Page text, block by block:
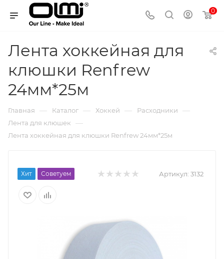
0
Лента хоккейная для
клюшки Renfrew
24мм*25м
Главная — Каталог — Хоккей — Расходники —
Лента для клюшек —
Лента хоккейная для клюшки Renfrew 24мм*25м
Хит Советуем Артикул: 3132